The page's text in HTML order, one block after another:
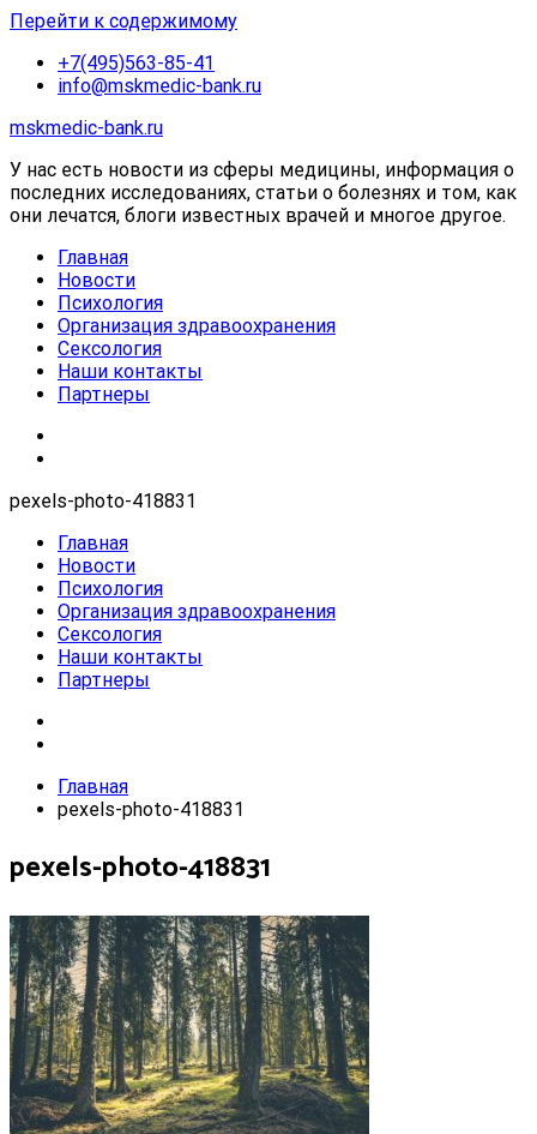
Перейти к содержимому
+7(495)563-85-41
info@mskmedic-bank.ru
mskmedic-bank.ru
У нас есть новости из сферы медицины, информация о
последних исследованиях, статьи о болезнях и том, как
они лечатся, блоги известных врачей и многое другое.
Главная
Новости
Психология
Организация здравоохранения
Сексология
Наши контакты
Партнеры
pexels-photo-418831
Главная
Новости
Психология
Организация здравоохранения
Сексология
Наши контакты
Партнеры
Главная
pexels-photo-418831
pexels-photo-418831